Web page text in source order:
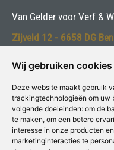
Wij gebruiken cookies
Deze website maakt gebruik
trackingtechnologieën om uw
volgende doeleinden: om de
te maken, om een betere
interesse in onze producten
marketinginteracties te
Van Gelder voor Verf &
Zijveld 12 - 6658 DG
Volg ons: